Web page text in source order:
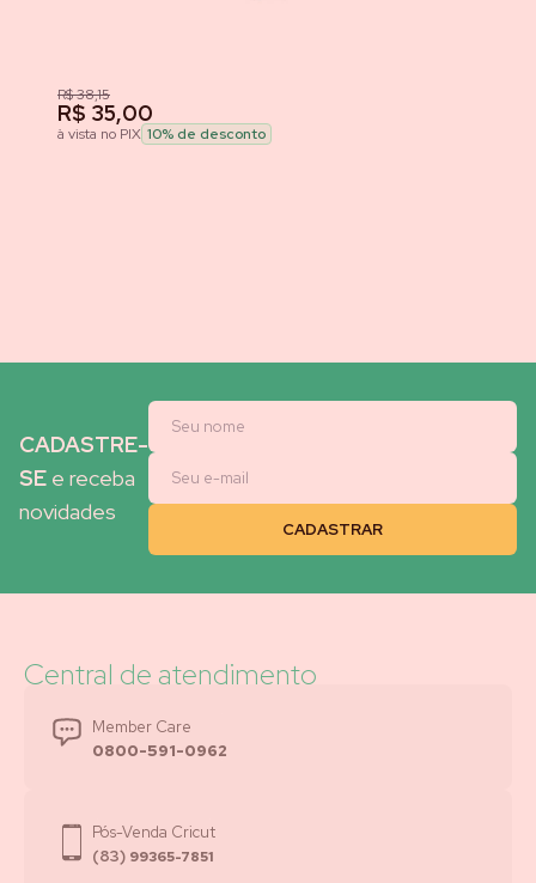
R$ 38,15
R$ 35,00
à vista no PIX 10% de desconto
CADASTRE-
SE e receba
novidades
Central de atendimento
Member Care
0800-591-0962
Pós-Venda Cricut
(83) 99365-7851